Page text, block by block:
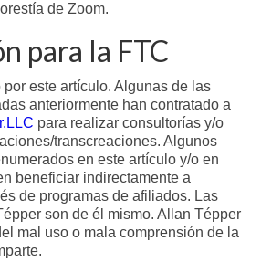
de Zoom.
para la FTC
este artículo. Algunas de las
anteriormente han contratado a
para realizar consultorías y/o
transcreaciones. Algunos
en este artículo y/o en
beneficiar indirectamente a
de programas de afiliados. Las
son de él mismo. Allan Tépper
mal uso o mala comprensión de la